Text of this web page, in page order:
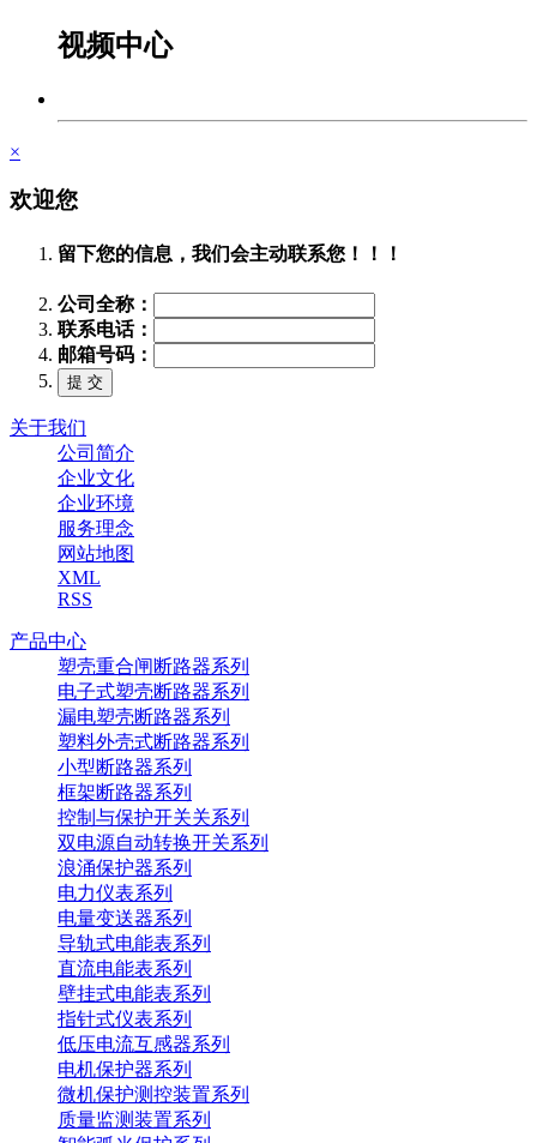
视频中心
×
欢迎您
留下您的信息，我们会主动联系您！！！
公司全称：
联系电话：
邮箱号码：
关于我们
公司简介
企业文化
企业环境
服务理念
网站地图
XML
RSS
产品中心
塑壳重合闸断路器系列
电子式塑壳断路器系列
漏电塑壳断路器系列
塑料外壳式断路器系列
小型断路器系列
框架断路器系列
控制与保护开关关系列
双电源自动转换开关系列
浪涌保护器系列
电力仪表系列
电量变送器系列
导轨式电能表系列
直流电能表系列
壁挂式电能表系列
指针式仪表系列
低压电流互感器系列
电机保护器系列
微机保护测控装置系列
质量监测装置系列